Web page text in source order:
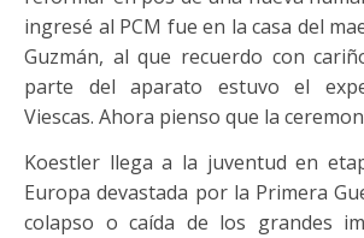
ingresé al PCM fue en la casa del
Guzmán, al que recuerdo con
parte del aparato estuvo el
Viescas. Ahora pienso que la
Koestler llega a la juventud en
Europa devastada por la Primera
colapso o caída de los grandes